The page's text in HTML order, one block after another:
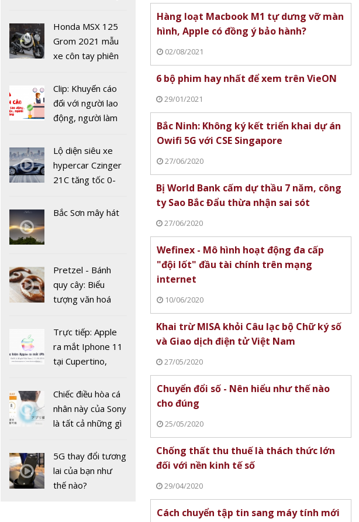
Dự báo giá vàng
ngày 3/4: Bước
Dự báo giá vàng
hôm nay 4/11:
Giữ nguyên giá trị
hôm nay 14/9:
Cuối tuần đảo
chiều tăng giá
chưa đến 40 nghìn
USD
Honda MSX 125
Grom 2021 mẫu
xe côn tay phiên
Clip: Khuyến cáo
đối với người lao
động, người làm
hàng tại khu dịch
vụ trong dịch
Covid-19
Lộ diện siêu xe
hypercar Czinger
21C tăng tốc 0-
2 giây
Bắc Sơn mây hát
Pretzel - Bánh
quy cây: Biểu
tượng văn hoá
tranh cãi về nguồn
gốc
Trực tiếp: Apple
ra mắt Iphone 11
tại Cupertino,
Chiếc điều hòa cá
nhân này của Sony
là tất cả những gì
sót qua mùa hè
nóng nực
5G thay đổi tương
lai của bạn như
thế nào?
Hàng loạt Macbook M1 tự dưng vỡ màn
hình, Apple có đồng ý bảo hành?
02/08/2021
6 bộ phim hay nhất để xem trên VieON
29/01/2021
Bắc Ninh: Không ký kết triển khai dự án
Owifi 5G với CSE Singapore
27/06/2020
Bị World Bank cấm dự thầu 7 năm, công
ty Sao Bắc Đẩu thừa nhận sai sót
27/06/2020
Wefinex - Mô hình hoạt động đa cấp
"đội lốt" đầu tài chính trên mạng
internet
10/06/2020
Khai trừ MISA khỏi Câu lạc bộ Chữ ký số
và Giao dịch điện tử Việt Nam
27/05/2020
Chuyển đổi số - Nên hiểu như thế nào
cho đúng
25/05/2020
Chống thất thu thuế là thách thức lớn
đối với nền kinh tế số
29/04/2020
Cách chuyển tập tin sang máy tính mới